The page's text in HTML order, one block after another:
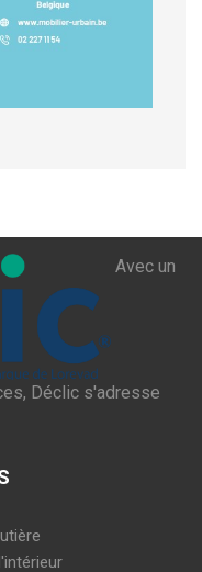
Avec un
Déclic s'adresse